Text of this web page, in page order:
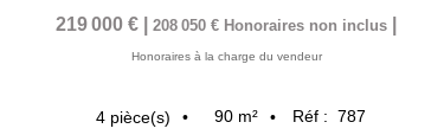
219 000 € 208 050 € Honoraires non inclus
Honoraires à la charge du vendeur
4 pièce(s) 90 m² Réf : 787